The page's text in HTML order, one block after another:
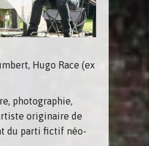
Hugo Race (ex
photographie,
originaire de
du parti fictif néo-